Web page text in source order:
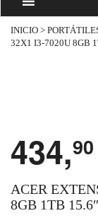
INICIO >
32X1 I3-7020U 8GB
434,90
ACER
8GB 1TB